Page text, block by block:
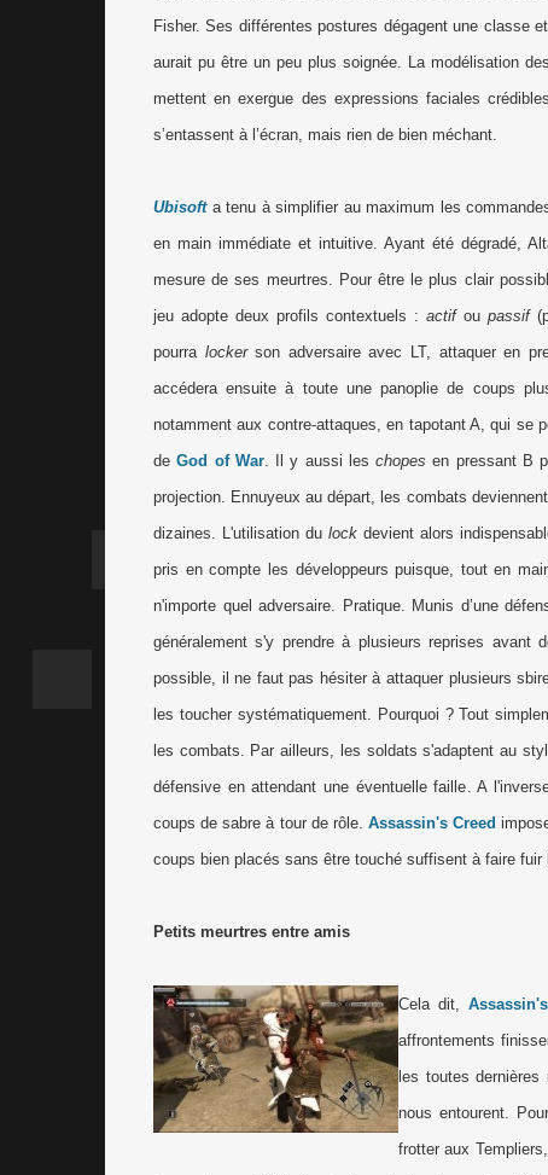
Fisher. Ses différentes postures dégagent une classe
aurait pu être un peu plus soignée. La modélisation
mettent en exergue des expressions faciales
s’entassent à l’écran, mais rien de bien méchant.
Ubisofta tenu à simplifier au maximum les
en main immédiate et intuitive. Ayant été dégradé,
mesure de ses meurtres. Pour être le plus clair
jeu adopte deux profils contextuels : actifou passif
pourra lockerson adversaire avec LT, attaquer en
accédera ensuite à toute une panoplie de coups
notamment aux contre-attaques, en tapotant A, qui se
deGod of War. Il y aussi leschopes en pressant B
projection. Ennuyeux au départ, les combats
dizaines. L'utilisation dulock devient alors
pris en compte les développeurs puisque, tout en
n'importe quel adversaire. Pratique. Munis d’une
généralement s'y prendre à plusieurs reprises
possible, il ne faut pas hésiter à attaquer plusieurs
les toucher systématiquement. Pourquoi ? Tout
les combats. Par ailleurs, les soldats s'adaptent au
défensive en attendant une éventuelle faille. A
coups de sabre à tour de rôle. Assassin's Creed
coups bien placés sans être touché suffisent à faire
Petits meurtres entre amis
Cela dit,
affrontements
les toutes
nous entourent.
frotter aux